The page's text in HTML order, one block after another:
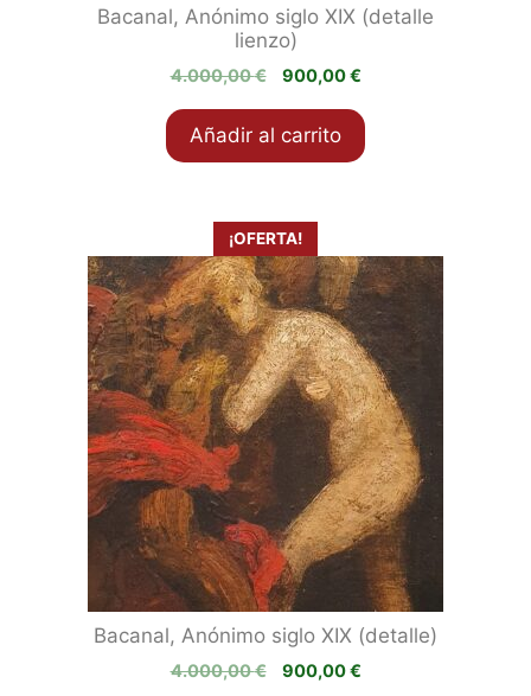
Bacanal, Anónimo siglo XIX (detalle
lienzo)
4.000,00€
El
original
era:
900,00€El
actual
es:
Añadir al carrito
¡OFERTA!
Bacanal, Anónimo siglo XIX (detalle)
4.000,00€
El
900,00€El